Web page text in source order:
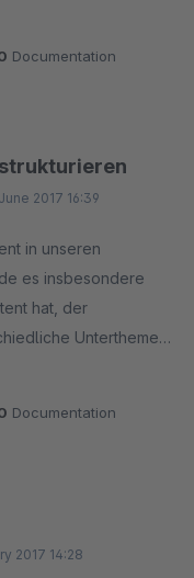
Elemente nicht
Documentation
2017 16:39
in unseren
es insbesondere
hat, der
Tabs
auch der Support von
Darstellungsfehler,
Documentation
2017 14:28